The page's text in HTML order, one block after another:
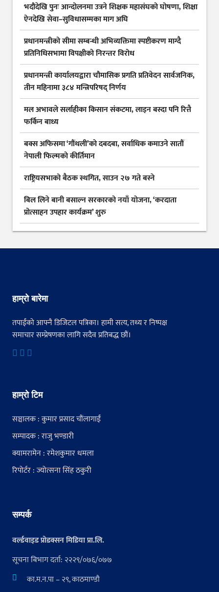
भदौदेखि पुनः आन्दोलनमा उत्रने शिक्षक महासंघको घोषणा, शिक्षा
ऐनदेखि सेवा–सुविधासम्मका माग अघि
प्रधानमन्त्रीको सीमा सम्बन्धी अभिव्यक्तिमा स्पष्टीकरण माग्दै
प्रतिनिधिसभामा विपक्षीको निरन्तर विरोध
प्रधानमन्त्री कार्यालयद्वारा चौमासिक प्रगति प्रतिवेदन सार्वजनिक,
तीन महिनामा ३८४ मन्त्रिपरिषद् निर्णय
मल अभावले सर्लाहीका किसान संकटमा, लाइन बस्दा पनि रित्तै
फर्किन बाध्य
बक्स अफिसमा ‘गौंथली’को दबदबा, सर्वाधिक कमाउने सातौं
नेपाली फिल्मको कीर्तिमान
राष्ट्रियसभाको बैठक स्थगित, साउन २७ गते बस्ने
बिल लिने बानी बसाल्न सरकारको नयाँ योजना, ‘करदाता
प्रोत्साहन उपहार कार्यक्रम’ शुरु
हाम्रो बारेमा
तपाईंको आफ्नै डिजिटल पत्रिका। हामी सत्य, तथ्य र निष्पक्ष
समाचार सम्प्रेषणका लागि सदैव प्रतिबद्ध छौं।
हाम्रो टिम
सञ्चालक : कुमार प्रसाद चौंलागाईं
सम्पादक : राजु भण्डारी
क्यामरामेन : रमेशकुमार धमला
रिपोर्टर : ज्योत्सना सिंह ठकुरी
सम्पर्क
वर्ल्डवाइड प्रोडक्सन मिडिया प्रा.लि.
सूचना बिभाग दर्ता: २२२९/०७६/०७७
का.म.न.पा – २९, काठमाण्डौ